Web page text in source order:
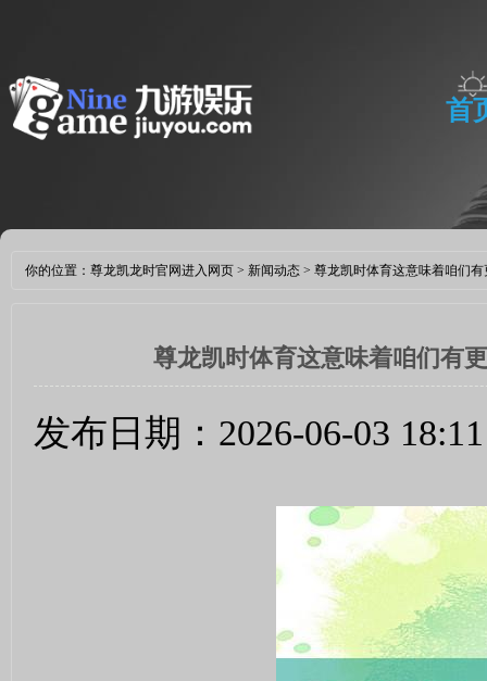
首
你的位置： 尊龙凯龙时官网进入网页 > 新闻动态 > 尊龙凯时体育这意味着咱们
尊龙凯时体育这意味着咱们有
发布日期：2026-06-03